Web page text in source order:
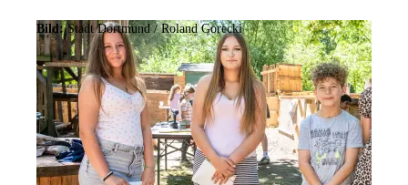
Bild:Stadt Dortmund / Roland Gorecki